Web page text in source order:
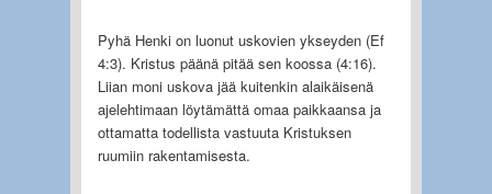
Pyhä Henki on luonut uskovien ykseyden (Ef
4:3). Kristus päänä pitää sen koossa (4:16).
Liian moni uskova jää kuitenkin alaikäisenä
ajelehtimaan löytämättä omaa paikkaansa ja
ottamatta todellista vastuuta Kristuksen
ruumiin rakentamisesta.